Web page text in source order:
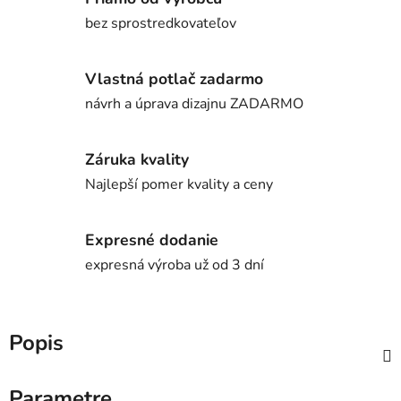
bez sprostredkovateľov
Vlastná potlač zadarmo
návrh a úprava dizajnu ZADARMO
Záruka kvality
Najlepší pomer kvality a ceny
Expresné dodanie
expresná výroba už od 3 dní
Popis